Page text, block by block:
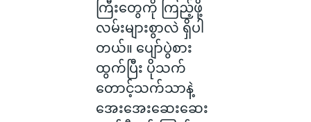
ကြီးတွေကို ကြည့်ဖို့
လမ်းများစွာလဲ ရှိပါ
တယ်။ ပျော်ပွဲစား
ထွက်ပြီး ပိုသက်
တောင့်သက်သာနဲ့
အေးအေးဆေးဆေး